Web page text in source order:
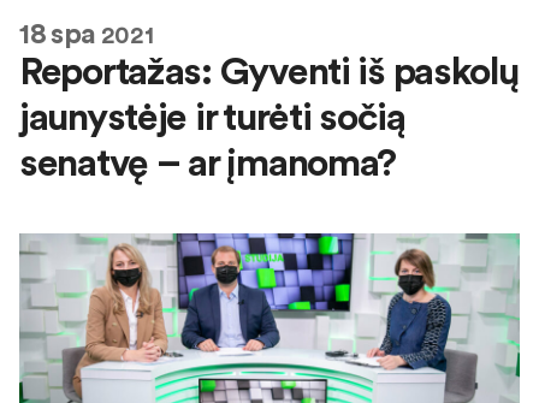
18spa 2021
Reportažas: Gyventi iš paskolų
jaunystėje ir turėti sočią
senatvę – ar įmanoma?